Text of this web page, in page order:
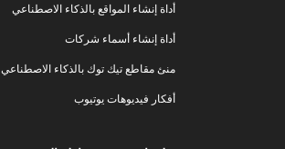
أداة إنشاء المواقع بالذكاء الاصطناعي
أداة إنشاء أسماء شركات
منئ مقاطع تيك توك بالذكاء الاصطناعي
أفكار فيديوهات يوتيوب